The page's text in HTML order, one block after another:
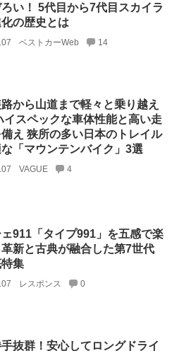
い！ 5代目から7代目スカイラ
の歴史とは
ベストカーWeb 14
から山道まで軽々と乗り越え
イスペックな車体性能と高い走
え 狭所の多い日本のトレイル
「マウンテンバイク」3選
VAGUE 4
911「タイプ991」を五感で楽
革新と古典が融合した第7世代
集
レスポンス 0
抜群！安心してロングドライ